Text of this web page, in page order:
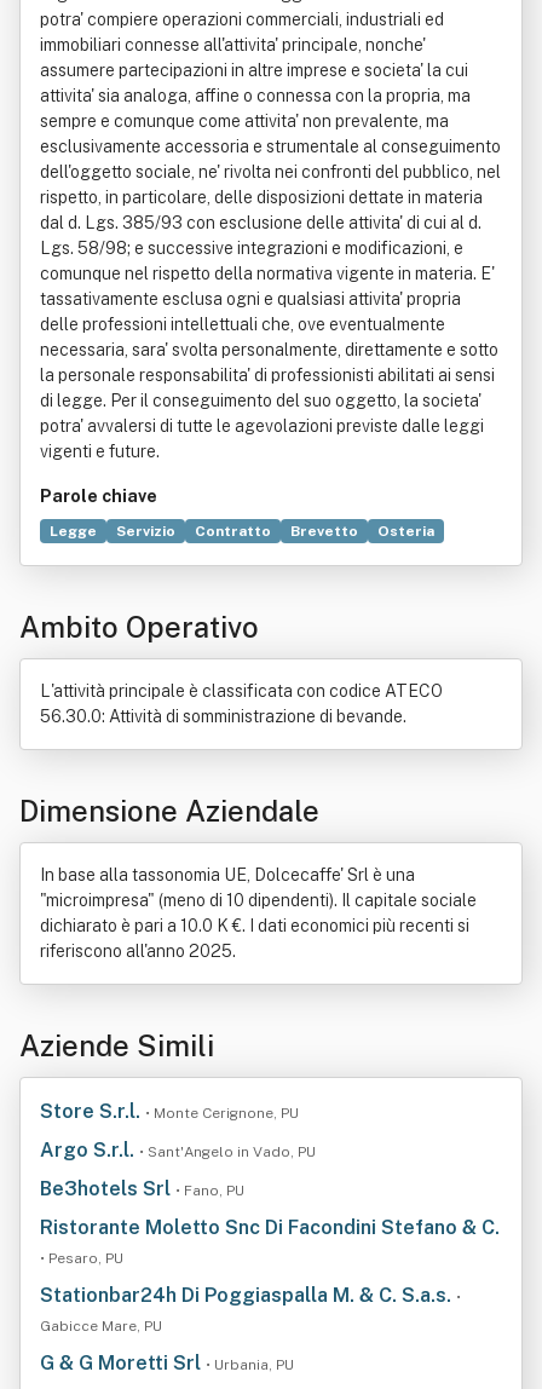
potra' compiere operazioni commerciali, industriali ed
immobiliari connesse all'attivita' principale, nonche'
assumere partecipazioni in altre imprese e societa' la cui
attivita' sia analoga, affine o connessa con la propria, ma
sempre e comunque come attivita' non prevalente, ma
esclusivamente accessoria e strumentale al conseguimento
dell'oggetto sociale, ne' rivolta nei confronti del pubblico, nel
rispetto, in particolare, delle disposizioni dettate in materia
dal d. Lgs. 385/93 con esclusione delle attivita' di cui al d.
Lgs. 58/98; e successive integrazioni e modificazioni, e
comunque nel rispetto della normativa vigente in materia. E'
tassativamente esclusa ogni e qualsiasi attivita' propria
delle professioni intellettuali che, ove eventualmente
necessaria, sara' svolta personalmente, direttamente e sotto
la personale responsabilita' di professionisti abilitati ai sensi
di legge. Per il conseguimento del suo oggetto, la societa'
potra' avvalersi di tutte le agevolazioni previste dalle leggi
vigenti e future.
Parole chiave
Legge Servizio Contratto Brevetto
Osteria
Ambito Operativo
L'attività principale è classificata con codice ATECO
56.30.0: Attività di somministrazione di bevande.
Dimensione Aziendale
In base alla tassonomia UE, Dolcecaffe' Srl è una
"microimpresa" (meno di 10 dipendenti). Il capitale sociale
dichiarato è pari a 10.0 K €. I dati economici più recenti si
riferiscono all'anno 2025.
Aziende Simili
Store S.r.l. • Monte Cerignone, PU
Argo S.r.l. • Sant'Angelo in Vado, PU
Be3hotels Srl • Fano, PU
Ristorante Moletto Snc Di Facondini Stefano & C.
• Pesaro, PU
Stationbar24h Di Poggiaspalla M. & C. S.a.s. •
Gabicce Mare, PU
G & G Moretti Srl • Urbania, PU